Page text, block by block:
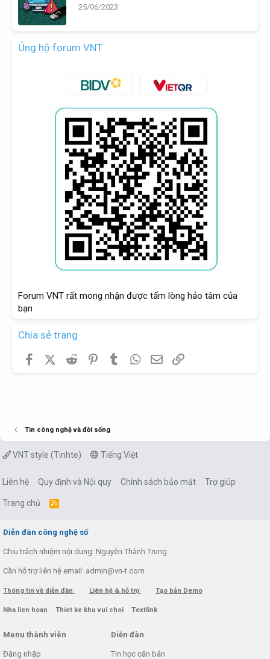
25/06/2023
Ủng hộ forum VNT
Forum VNT rất mong nhận được tấm lòng hảo tâm của
bạn
Chia sẻ trang
FacebookX (Twitter)
Reddit PinterestTumblr WhatsApp
Email
Tin công nghệ và đời sống
VNT style (Tinhte) Tiếng Việt
Liên hệ Quy định và Nội quy Chính sách bảo mật Trợ giúp
Trang chủ
R
Diễn đàn công nghệ số
Chịu trách nhiệm nội dung: Nguyễn Thành Trung
Cần hỗ trợ liên hệ email: admin@vn-t.com
Thông tin về diễn đàn Liên hệ & hỗ trợ Tạo bản Demo
Nha lien hoan Thiet ke khu vui choi Textlink
Menu thành viên
Đăng nhập
Diễn đàn
Tin học căn bản